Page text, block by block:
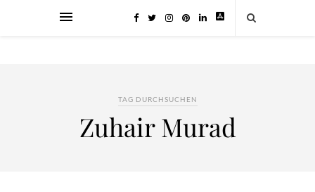
TAG DURCHSUCHEN
Zuhair Murad